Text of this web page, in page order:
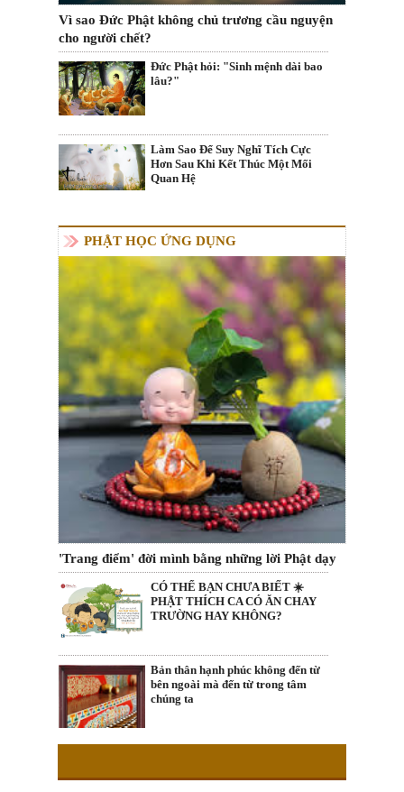
Vì sao Đức Phật không chủ trương cầu nguyện
cho người chết?
Đức Phật hỏi: "Sinh mệnh dài bao
lâu?"
Làm Sao Để Suy Nghĩ Tích Cực
Hơn Sau Khi Kết Thúc Một Mối
Quan Hệ
PHẬT HỌC ỨNG DỤNG
'Trang điểm' đời mình bằng những lời Phật dạy
CÓ THỂ BẠN CHƯA BIẾT ☀️
PHẬT THÍCH CA CÓ ĂN CHAY
TRƯỜNG HAY KHÔNG?
Bản thân hạnh phúc không đến từ
bên ngoài mà đến từ trong tâm
chúng ta